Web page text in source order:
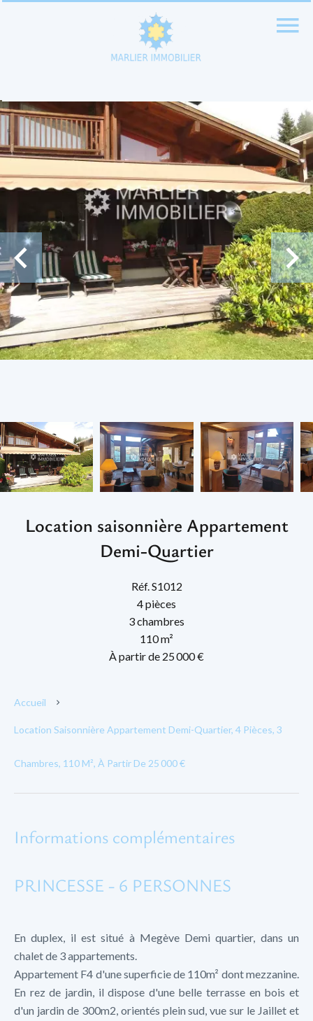
Location saisonnière Appartement
Demi-Quartier
Réf. S1012
4 pièces
3 chambres
110 m²
À partir de 25 000 €
Accueil
Location Saisonnière Appartement Demi-Quartier, 4 Pièces, 3
Chambres, 110 M², À Partir De 25 000 €
Informations complémentaires
PRINCESSE - 6 PERSONNES
En duplex, il est situé à Megève Demi quartier, dans un
chalet de 3 appartements.
Appartement F4 d'une superficie de 110m² dont mezzanine.
En rez de jardin, il dispose d'une belle terrasse en bois et
d'un jardin de 300m2, orientés plein sud, vue sur le Jaillet et